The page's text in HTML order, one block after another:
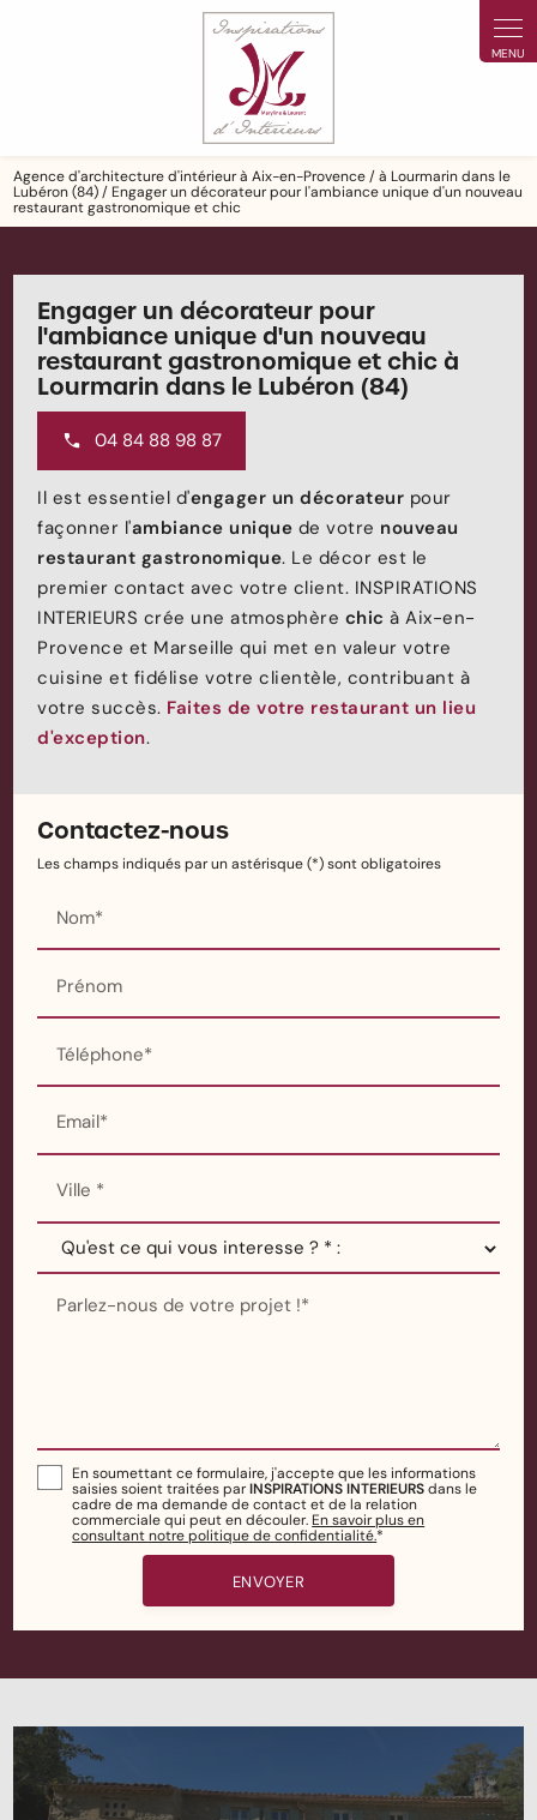
Agence d'architecture d'intérieur à Aix-en-Provence / à Lourmarin dans le
Lubéron (84) / Engager un décorateur pour l'ambiance unique d'un nouveau
restaurant gastronomique et chic
Engager un décorateur pour
l'ambiance unique d'un nouveau
restaurant gastronomique et chic à
Lourmarin dans le Lubéron (84)
04 84 88 98 87
Il est essentiel d'engager un décorateur pour
façonner l'ambiance unique de votre nouveau
restaurant gastronomique. Le décor est le
premier contact avec votre client. INSPIRATIONS
INTERIEURS crée une atmosphère chic à Aix-en-
Provence et Marseille qui met en valeur votre
cuisine et fidélise votre clientèle, contribuant à
votre succès. Faites de votre restaurant un lieu
d'exception.
Contactez-nous
Les champs indiqués par un astérisque (*) sont obligatoires
Nom*
Prénom
Téléphone*
Email*
Ville *
Parlez-nous de votre projet !*
En soumettant ce formulaire, j'accepte que les informations
saisies soient traitées parINSPIRATIONS INTERIEURS dans le
cadre de ma demande de contact et de la relation
commerciale qui peut en découler. En savoir plus en
consultant notre politique de confidentialité.*
Panneau de gestion des cookies